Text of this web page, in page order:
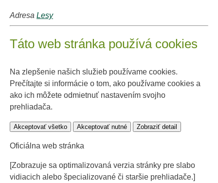
Adresa Lesy
Táto web stránka používá cookies
Na zlepšenie našich služieb používame cookies.
Prečítajte si informácie o tom, ako používame cookies a
ako ich môžete odmietnuť nastavením svojho
prehliadača.
Akceptovať všetko Akceptovať nutné Zobraziť detail
Oficiálna web stránka
[Zobrazuje sa optimalizovaná verzia stránky pre slabo
vidiacich alebo špecializované či staršie prehliadače.]